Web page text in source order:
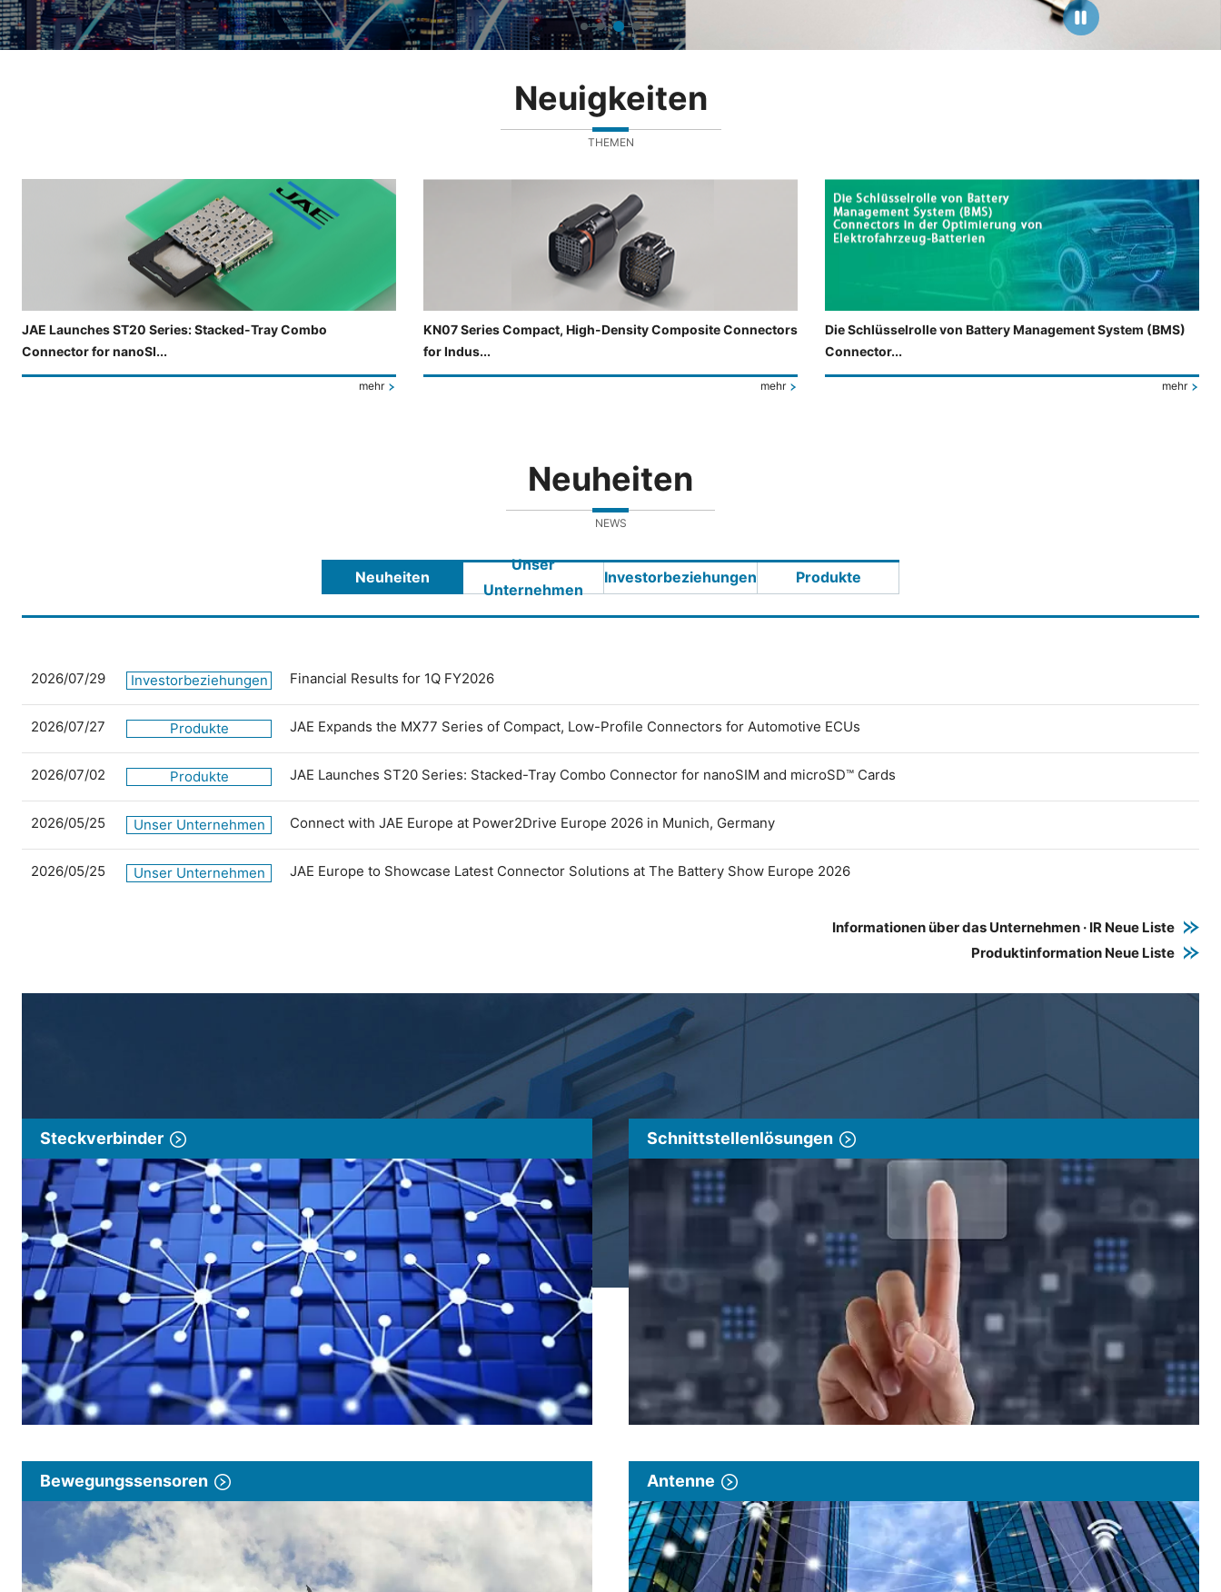
Neuigkeiten
THEMEN
JAE Launches ST20 Series: Stacked-Tray Combo
Connector for nanoSI...
mehr
KN07 Series Compact, High-Density Composite Connectors
for Indus...
mehr
Die Schlüsselrolle von Battery Management System (BMS)
Connector...
mehr
Neuheiten
NEWS
Neuheiten
Unser
Unternehmen
Investorbeziehungen Produkte
2026/07/29 Investorbeziehungen Financial Results for 1Q FY2026
2026/07/27 Produkte JAE Expands the MX77 Series of Compact, Low-Profile Connectors for Automotive ECUs
2026/07/02 Produkte JAE Launches ST20 Series: Stacked-Tray Combo Connector for nanoSIM and microSD™ Cards
2026/05/25 Unser Unternehmen Connect with JAE Europe at Power2Drive Europe 2026 in Munich, Germany
2026/05/25 Unser Unternehmen JAE Europe to Showcase Latest Connector Solutions at The Battery Show Europe 2026
Informationen über das Unternehmen · IR Neue Liste
Produktinformation Neue Liste
Steckverbinder Schnittstellenlösungen
Bewegungssensoren Antenne